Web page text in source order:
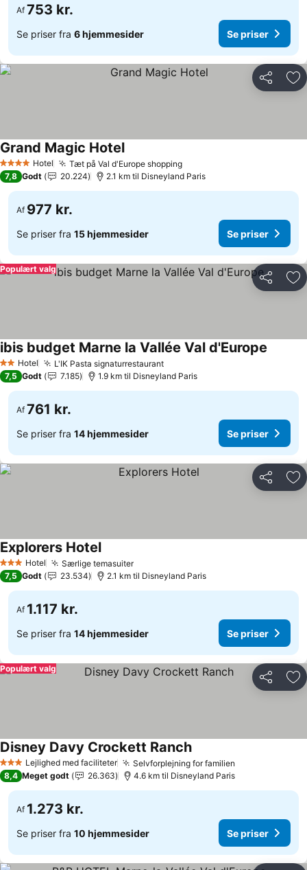
Af 753 kr.
Se priser fra 6 hjemmesider Se priser
Del
4 StjernerHotel Tæt på Val d'Europe shopping
Grand Magic Hotel
7,8 Godt 20.224 2.1 km til Disneyland Paris
Af 977 kr.
Se priser fra 15 hjemmesider Se priser
Del
Populært valg
2 Stjerner
Hotel L'IK Pasta signaturrestaurant
ibis budget Marne la Vallée Val d'Europe
7,5 Godt 7.185 1.9 km til Disneyland Paris
Af 761 kr.
Se priser fra 14 hjemmesider Se priser
Del
3 StjernerHotel Særlige temasuiter
Explorers Hotel
7,5 Godt 23.534 2.1 km til Disneyland Paris
Af 1.117 kr.
Se priser fra 14 hjemmesider Se priser
Del
Populært valg
3 StjernerLejlighed med faciliteter Selvforplejning for familien
Disney Davy Crockett Ranch
8,4 Meget godt 26.363 4.6 km til Disneyland Paris
Af 1.273 kr.
Se priser fra 10 hjemmesider Se priser